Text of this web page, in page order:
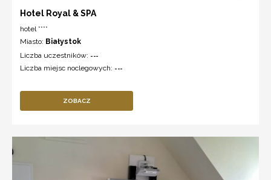
Hotel Royal & SPA
hotel ****
Miasto: Białystok
Liczba uczestników: ---
Liczba miejsc noclegowych: ---
ZOBACZ